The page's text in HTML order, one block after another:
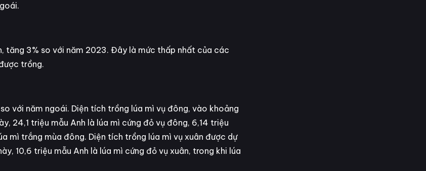
tăng 3% so với năm 2023. Đây là mức thấp nhất của các
trồng.
với năm ngoái. Diện tích trồng lúa mì vụ đông, vào khoảng
24,1 triệu mẫu Anh là lúa mì cứng đỏ vụ đông, 6,14 triệu
mì trắng mùa đông. Diện tích trồng lúa mì vụ xuân được dự
10,6 triệu mẫu Anh là lúa mì cứng đỏ vụ xuân, trong khi lúa